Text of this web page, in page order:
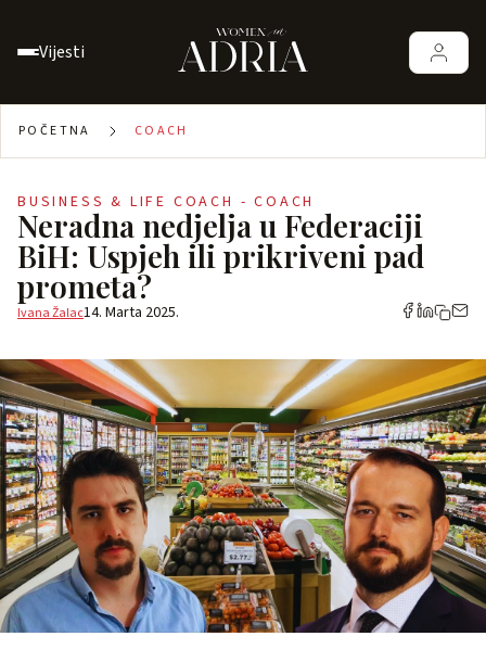
Vijesti
POČETNA COACH
BUSINESS & LIFE COACH - COACH
Neradna nedjelja u Federaciji
BiH: Uspjeh ili prikriveni pad
prometa?
Ivana Žalac14. Marta 2025.